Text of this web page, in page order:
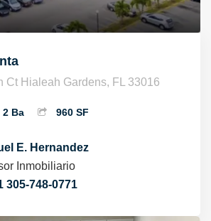
Ct Hialeah Gardens, FL 33016
2 Ba 960 SF
E. Hernandez
Inmobiliario
305-748-0771